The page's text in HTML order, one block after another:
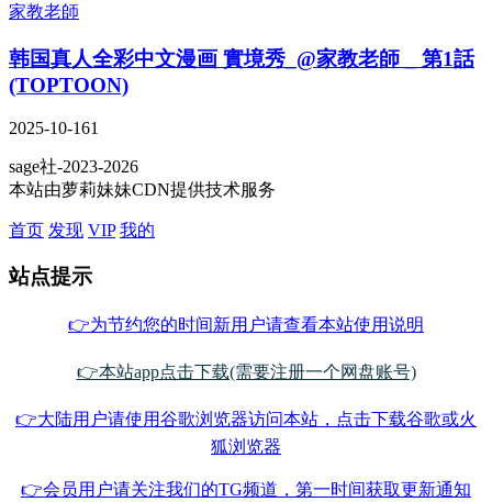
家教老師
韩国真人全彩中文漫画 實境秀_@家教老師 _ 第1話
(TOPTOON)
2025-10-161
sage社-2023-2026
本站由萝莉妹妹CDN提供技术服务
首页 发现 VIP 我的
站点提示
👉为节约您的时间新用户请查看本站使用说明
👉本站app点击下载(需要注册一个网盘账号)
👉大陆用户请使用谷歌浏览器访问本站，点击下载谷歌或火
狐浏览器
👉会员用户请关注我们的TG频道，第一时间获取更新通知